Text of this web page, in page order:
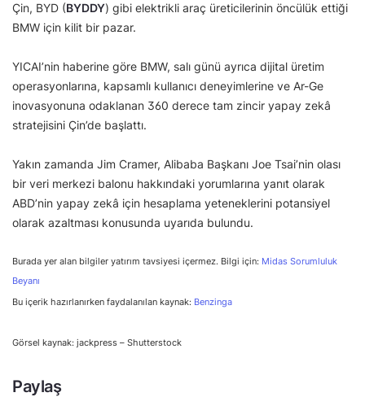
Çin, BYD (BYDDY) gibi elektrikli araç üreticilerinin öncülük ettiği
BMW için kilit bir pazar.
YICAI’nin haberine göre BMW, salı günü ayrıca dijital üretim
operasyonlarına, kapsamlı kullanıcı deneyimlerine ve Ar-Ge
inovasyonuna odaklanan 360 derece tam zincir yapay zekâ
stratejisini Çin’de başlattı.
Yakın zamanda Jim Cramer, Alibaba Başkanı Joe Tsai’nin olası
bir veri merkezi balonu hakkındaki yorumlarına yanıt olarak
ABD’nin yapay zekâ için hesaplama yeteneklerini potansiyel
olarak azaltması konusunda uyarıda bulundu.
Burada yer alan bilgiler yatırım tavsiyesi içermez. Bilgi için: Midas Sorumluluk
Beyanı
Bu içerik hazırlanırken faydalanılan kaynak: Benzinga
Görsel kaynak: jackpress – Shutterstock
Paylaş